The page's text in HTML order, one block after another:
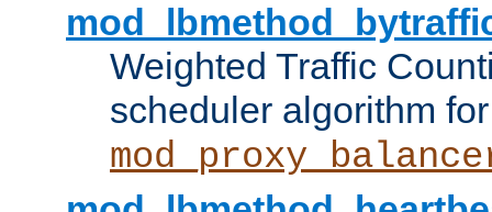
Weighted Traffic
scheduler algorithm for